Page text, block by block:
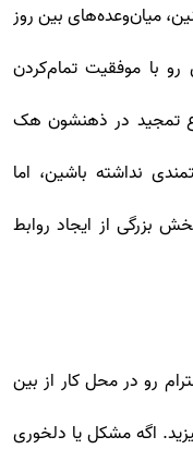
میان‌وعده‌های بین روز
رو با موفقیت تمام‌کردن
تمجید در ذهنشون هک
نداشته باشین، اما
بزرگی از ایجاد روابط
رو در محل کار از بین
اگه مشکل یا دلخوری